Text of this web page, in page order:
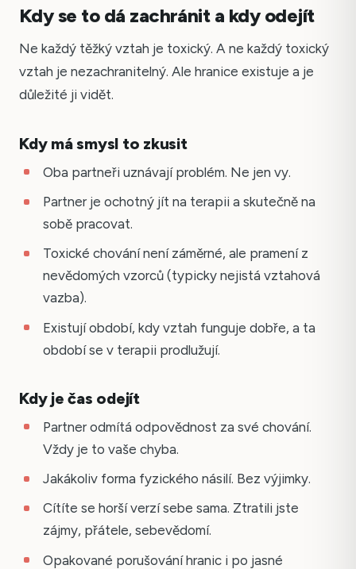
Kdy se to dá zachránit a kdy odejít
Ne každý těžký vztah je toxický. A ne každý toxický
vztah je nezachranitelný. Ale hranice existuje a je
důležité ji vidět.
Kdy má smysl to zkusit
Oba partneři uznávají problém. Ne jen vy.
Partner je ochotný jít na terapii a skutečně na
sobě pracovat.
Toxické chování není záměrné, ale pramení z
nevědomých vzorců (typicky nejistá vztahová
vazba).
Existují období, kdy vztah funguje dobře, a ta
období se v terapii prodlužují.
Kdy je čas odejít
Partner odmítá odpovědnost za své chování.
Vždy je to vaše chyba.
Jakákoliv forma fyzického násilí. Bez výjimky.
Cítíte se horší verzí sebe sama. Ztratili jste
zájmy, přátele, sebevědomí.
Opakované porušování hranic i po jasné